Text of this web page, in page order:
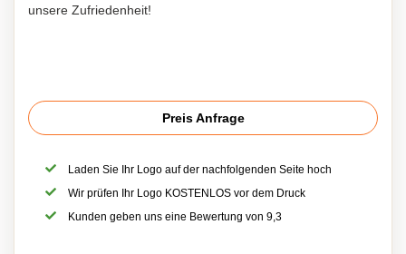
unsere Zufriedenheit!
Preis Anfrage
Laden Sie Ihr Logo auf der nachfolgenden Seite hoch
Wir prüfen Ihr Logo KOSTENLOS vor dem Druck
Kunden geben uns eine Bewertung von 9,3